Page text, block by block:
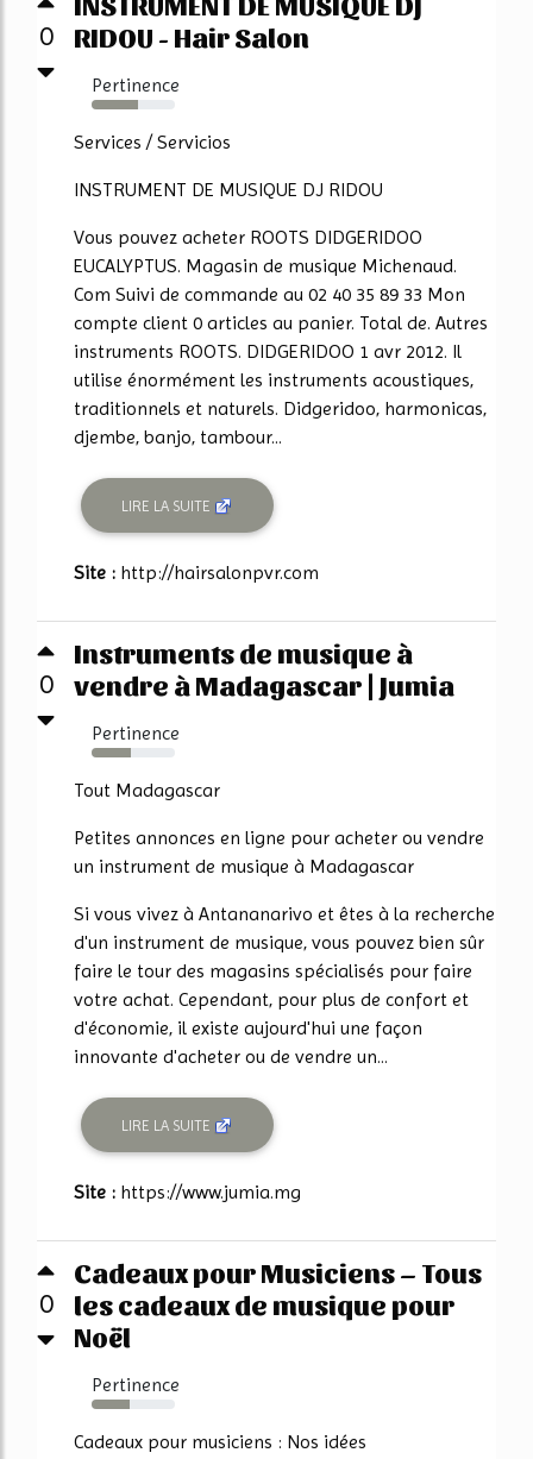
0
RIDOU - Hair Salon
Pertinence
56%
Services / Servicios
INSTRUMENT DE MUSIQUE DJ RIDOU
Vous pouvez acheter ROOTS DIDGERIDOO
EUCALYPTUS. Magasin de musique Michenaud.
Com Suivi de commande au 02 40 35 89 33 Mon
compte client 0 articles au panier. Total de. Autres
instruments ROOTS. DIDGERIDOO 1 avr 2012. Il
utilise énormément les instruments acoustiques,
traditionnels et naturels. Didgeridoo, harmonicas,
djembe, banjo, tambour...
LIRE LA SUITE
Site : http://hairsalonpvr.com
0
Instruments de musique à
vendre à Madagascar | Jumia
Pertinence
47%
Tout Madagascar
Petites annonces en ligne pour acheter ou vendre
un instrument de musique à Madagascar
Si vous vivez à Antananarivo et êtes à la recherche
d'un instrument de musique, vous pouvez bien sûr
faire le tour des magasins spécialisés pour faire
votre achat. Cependant, pour plus de confort et
d'économie, il existe aujourd'hui une façon
innovante d'acheter ou de vendre un...
LIRE LA SUITE
Site : https://www.jumia.mg
0
Cadeaux pour Musiciens – Tous
les cadeaux de musique pour
Noël
Pertinence
46%
Cadeaux pour musiciens : Nos idées